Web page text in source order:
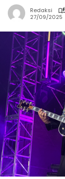
Redaksi
27/09/2025